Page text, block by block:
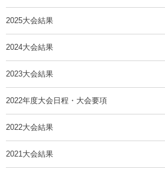
2025大会結果
2024大会結果
2023大会結果
2022年度大会日程・大会要項
2022大会結果
2021大会結果